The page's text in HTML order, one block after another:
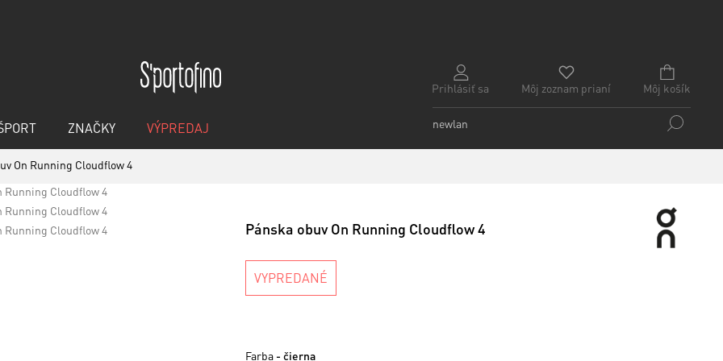
Prihlásiť sa Môj košík
Môj zoznam prianí
ZNAČKY VÝPREDAJ
On Running Cloudflow 4
Pánska obuv On Running Cloudflow 4
VYPREDANÉ
Farba - čierna